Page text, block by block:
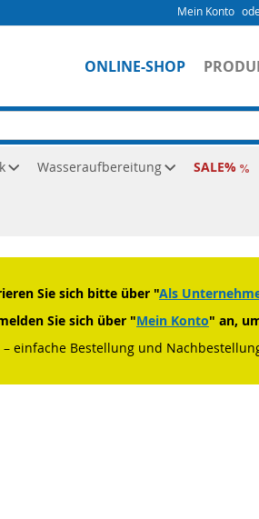
Mein Konto
ONLINE-SHOP
Wasseraufbereitung SALE
Sie sich bitte über "Als
Sie sich über "Mein Konto" an,
einfache Bestellung und